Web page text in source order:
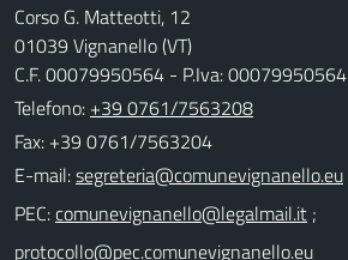
Corso G. Matteotti, 12
01039 Vignanello (VT)
C.F. 00079950564 - P.Iva: 00079950564
Telefono: +39 0761/7563208
Fax: +39 0761/7563204
E-mail:
PEC:
;